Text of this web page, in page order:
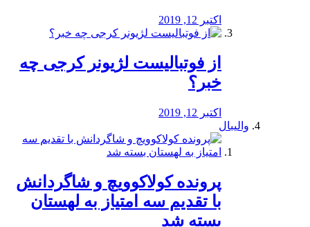
اکتبر 12, 2019
از فوتبالیست لژیونر کرجی چه
خبر؟
اکتبر 12, 2019
والیبال
پرونده کولاکوویچ و شاگردانش
با تقدیم سه امتیاز به لهستان
بسته شد